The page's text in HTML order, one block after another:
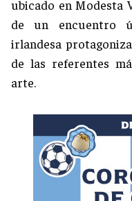
ubicado en Modesta
de un encuentro
irlandesa
de las referentes
arte.